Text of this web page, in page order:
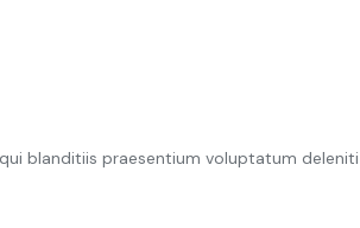
blanditiis praesentium voluptatum deleniti